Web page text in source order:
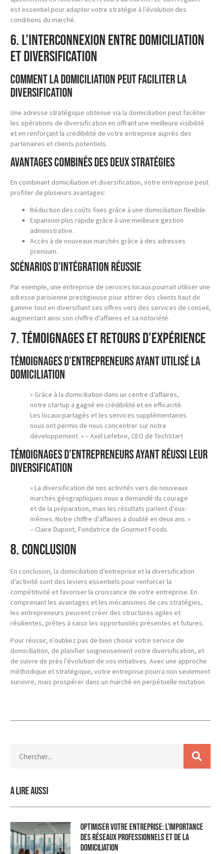
est essentiel pour adapter votre stratégie à l’évolution des
conditions du marché.
6. L’Interconnexion entre Domiciliation
et Diversification
Comment la domiciliation peut faciliter la
diversification
Une adresse stratégique obtenue via la domiciliation peut faciliter
les opérations de diversification en offrant une meilleure visibilité
et en renforçant la crédibilité de votre entreprise auprès des
partenaires et clients potentiels.
Avantages combinés des deux stratégies
En combinant domiciliation et diversification, votre entreprise peut
profiter de plusieurs avantages:
Réduction des coûts fixes grâce à une domiciliation flexible.
Expansion plus rapide grâce à une meilleure gestion
administrative.
Accès à de nouveaux marchés grâce à des adresses
premium.
Scénarios d’intégration réussie
Par exemple, une entreprise de services locaux pourrait utiliser une
adresse parisienne prestigieuse pour attirer des clients haut de
gamme tout en diversifiant ses offres vers des services de conseil,
augmentant ainsi son chiffre d’affaires et sa notoriété.
7. Témoignages et Retours d’Expérience
Témoignages d’entrepreneurs ayant utilisé la
domiciliation
« Grâce à la domiciliation dans un centre d’affaires,
notre startup a gagné en crédibilité et en efficacité.
Les locaux partagés et les services supplémentaires
nous ont permis de nous concentrer sur notre
développement. » – Axel Lefebre, CEO de TechStart
Témoignages d’entrepreneurs ayant réussi leur
diversification
« La diversification de nos activités vers de nouveaux
marchés géographiques nous a demandé du courage
et de la préparation, mais les résultats parlent d’eux-
mêmes. Notre chiffre d’affaires a doublé en deux ans. »
– Claire Dupont, Fondatrice de Gourmet Foods
8. Conclusion
En conclusion, la domiciliation d’entreprise et la diversification
d’activité sont des leviers essentiels pour renforcer la
compétitivité et favoriser la croissance de votre entreprise. En
comprenant les avantages et les mécanismes de ces stratégies,
les entrepreneurs peuvent créer des structures agiles et
résilientes, prêtes à saisir les opportunités présentes et futures.
Pour réussir, n’oubliez pas de bien choisir votre service de
domiciliation, de planifier soigneusement votre diversification, et
de suivre de près l’évolution de vos initiatives. Avec une approche
méthodique et stratégique, votre entreprise pourra non seulement
survivre, mais prospérer dans un marché en perpétuelle mutation.
A lire aussi
Optimiser Votre Entreprise: L’Importance
des Réseaux Professionnels et de la
Domiciliation